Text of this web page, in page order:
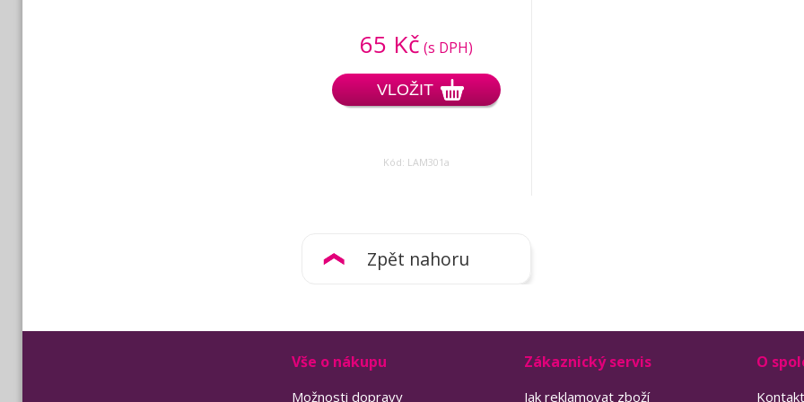
65 Kč (s DPH)
VLOŽIT
Kód: LAM301a
Zpět nahoru
Vše o nákupu
Možnosti dopravy
Zákaznický servis
Jak reklamovat zboží
O